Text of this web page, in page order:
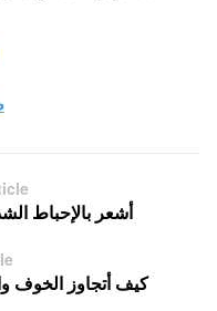
أشعر بالإحباط
كيف أتجاوز الخوف